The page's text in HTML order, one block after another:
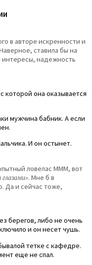
в авторе искренности и
ставила бы на
надежность
которой она оказывается
мужчина бабник. А если
И он остынет.
ловелас МММ, вот
. Мне б в
Да и сейчас тоже,
берегов, либо не очень
и он несет чушь.
тетке с кафедре.
еще не спал.